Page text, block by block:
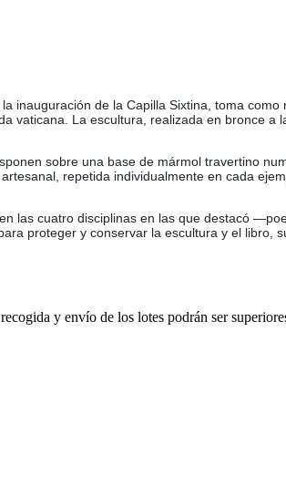
inauguración de la Capilla Sixtina, toma
vaticana. La escultura, realizada en bronce
sobre una base de mármol travertino
repetida individualmente en cada
las cuatro disciplinas en las que destacó
proteger y conservar la escultura y el libro,
y envío de los lotes podrán ser